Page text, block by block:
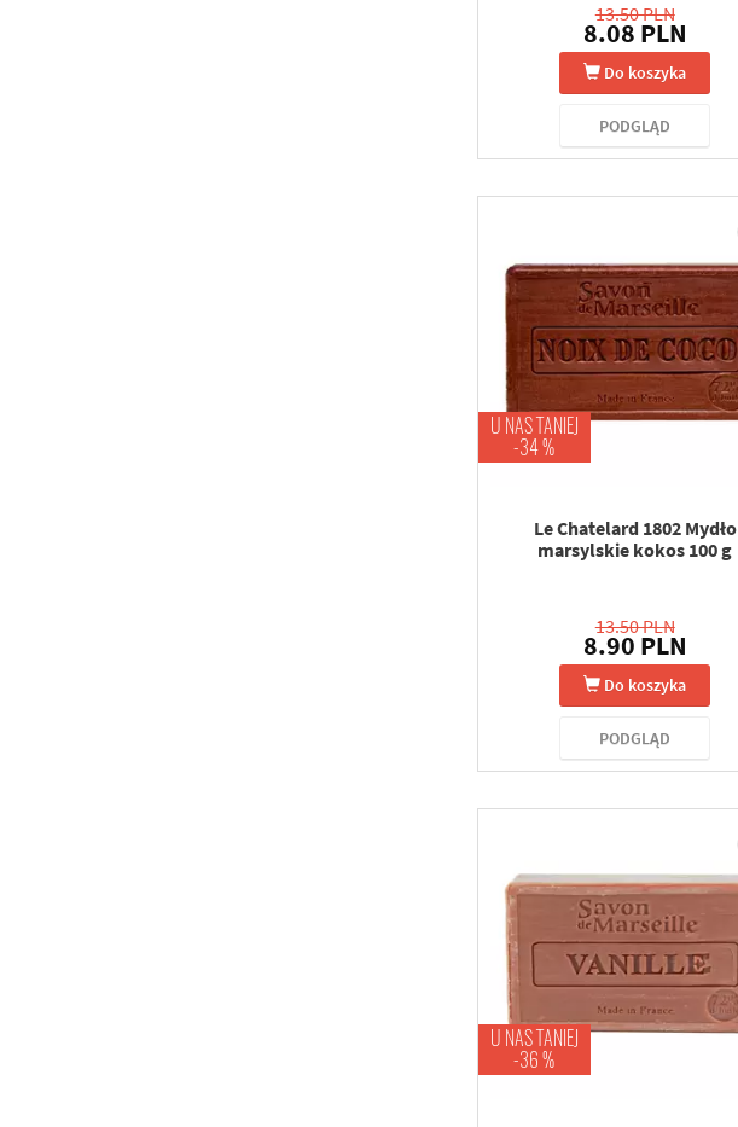
13.50 PLN
8.08 PLN
Do koszyka
PODGLĄD
U NAS TANIEJ
-34 %
Le Chatelard 1802 Mydło
marsylskie kokos 100 g
13.50 PLN
8.90 PLN
Do koszyka
PODGLĄD
U NAS TANIEJ
-36 %